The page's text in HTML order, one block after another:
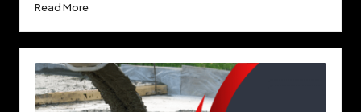
Read More